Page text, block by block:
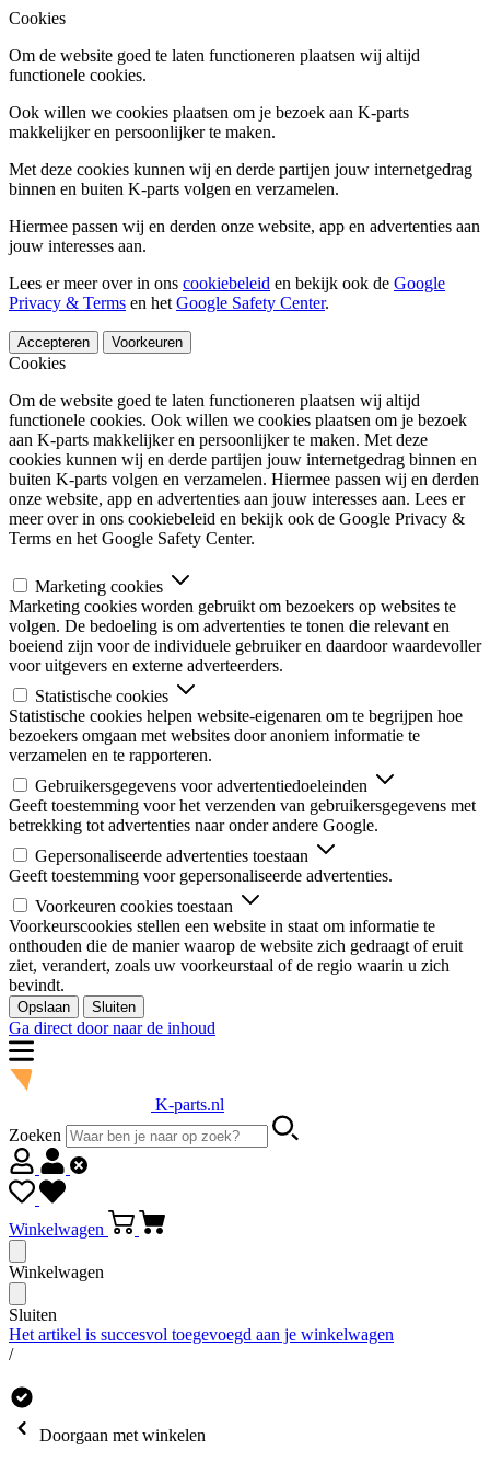
Cookies
Om de website goed te laten functioneren plaatsen wij altijd
functionele cookies.
Ook willen we cookies plaatsen om je bezoek aan K-parts
makkelijker en persoonlijker te maken.
Met deze cookies kunnen wij en derde partijen jouw internetgedrag
binnen en buiten K-parts volgen en verzamelen.
Hiermee passen wij en derden onze website, app en advertenties aan
jouw interesses aan.
Lees er meer over in ons cookiebeleid en bekijk ook de Google
Privacy & Terms en het Google Safety Center.
Accepteren Voorkeuren
Cookies
Om de website goed te laten functioneren plaatsen wij altijd
functionele cookies. Ook willen we cookies plaatsen om je bezoek
aan K-parts makkelijker en persoonlijker te maken. Met deze
cookies kunnen wij en derde partijen jouw internetgedrag binnen en
buiten K-parts volgen en verzamelen. Hiermee passen wij en derden
onze website, app en advertenties aan jouw interesses aan. Lees er
meer over in ons cookiebeleid en bekijk ook de Google Privacy &
Terms en het Google Safety Center.
Marketing cookies
Marketing cookies worden gebruikt om bezoekers op websites te
volgen. De bedoeling is om advertenties te tonen die relevant en
boeiend zijn voor de individuele gebruiker en daardoor waardevoller
voor uitgevers en externe adverteerders.
Statistische cookies
Statistische cookies helpen website-eigenaren om te begrijpen hoe
bezoekers omgaan met websites door anoniem informatie te
verzamelen en te rapporteren.
Gebruikersgegevens voor advertentiedoeleinden
Geeft toestemming voor het verzenden van gebruikersgegevens met
betrekking tot advertenties naar onder andere Google.
Gepersonaliseerde advertenties toestaan
Geeft toestemming voor gepersonaliseerde advertenties.
Voorkeuren cookies toestaan
Voorkeurscookies stellen een website in staat om informatie te
onthouden die de manier waarop de website zich gedraagt of eruit
ziet, verandert, zoals uw voorkeurstaal of de regio waarin u zich
bevindt.
Opslaan Sluiten
Ga direct door naar de inhoud
K-parts.nl
Zoeken
Winkelwagen
Winkelwagen
Sluiten
Het artikel is succesvol toegevoegd aan je winkelwagen
/
Doorgaan met winkelen